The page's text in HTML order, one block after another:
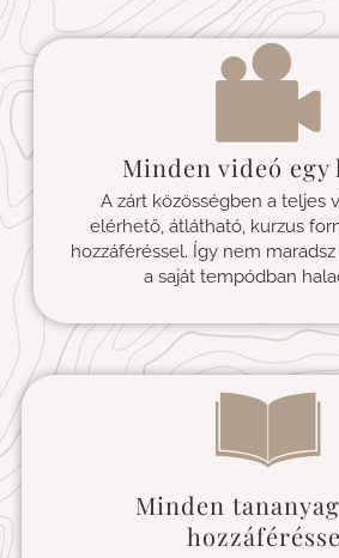
Minden videó egy
A zárt közösségben a teljes
elérhető, átlátható, kurzus
hozzáféréssel. Így nem
a saját tempódban
Minden